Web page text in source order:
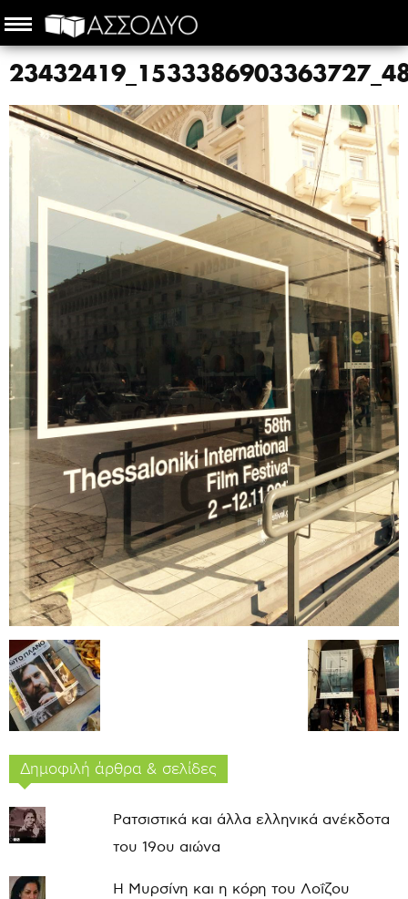
Δημοφιλή άρθρα & σελίδες
Ρατσιστικά και άλλα ελληνικά ανέκδοτα
του 19ου αιώνα
Η Μυρσίνη και η κόρη του Λοΐζου